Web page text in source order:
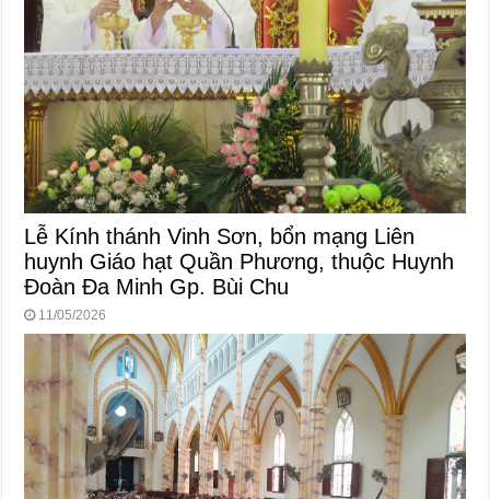
Lễ Kính thánh Vinh Sơn, bổn mạng Liên
huynh Giáo hạt Quần Phương, thuộc Huynh
Đoàn Đa Minh Gp. Bùi Chu
11/05/2026